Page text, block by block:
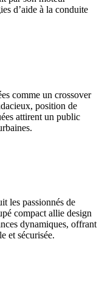
d’aide à la conduite
comme un crossover
position de
attirent un public
les passionnés de
compact allie design
dynamiques, offrant
et sécurisée.